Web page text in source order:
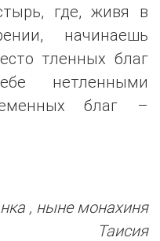
где, живя в
начинаешь
тленных благ
нетленными
благ –
, ныне монахиня
Таисия